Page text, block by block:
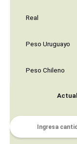
Real
Peso Uruguayo
Peso Chileno